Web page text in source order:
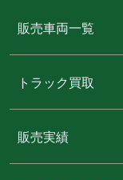
販売車両一覧
トラック買取
販売実績